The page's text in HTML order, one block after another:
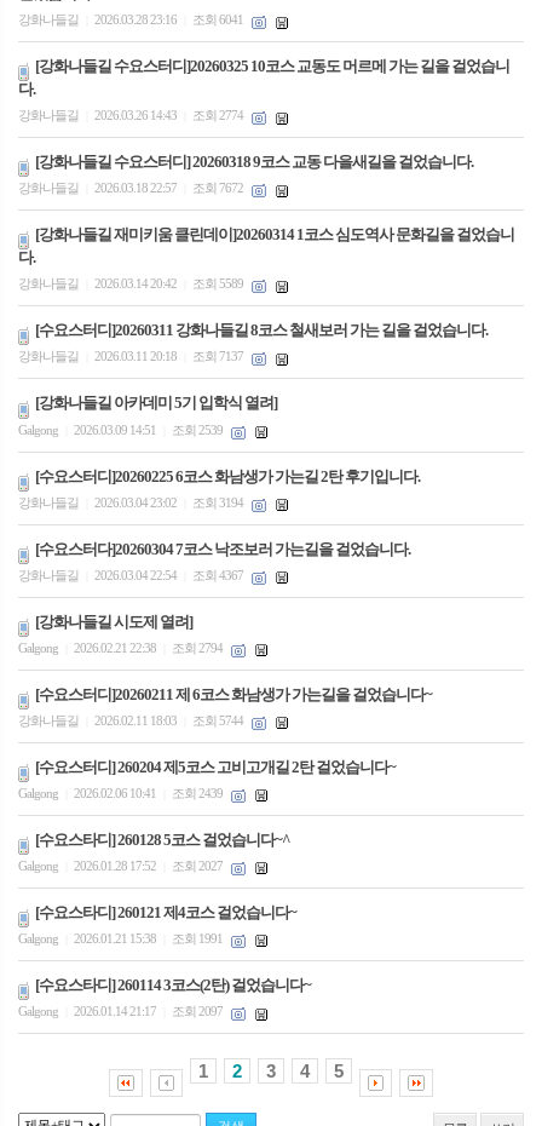
강화나들길 2026.03.28 23:16 조회 6041
[강화나들길 수요스터디]20260325 10코스 교동도 머르메 가는 길을 걸었습니
다.
강화나들길 2026.03.26 14:43 조회 2774
[강화나들길 수요스터디] 20260318 9코스 교동 다을새길을 걸었습니다.
강화나들길 2026.03.18 22:57 조회 7672
[강화나들길 재미키움 클린데이]20260314 1코스 심도역사 문화길을 걸었습니
다.
강화나들길 2026.03.14 20:42 조회 5589
[수요스터디]20260311 강화나들길 8코스 철새보러 가는 길을 걸었습니다.
강화나들길 2026.03.11 20:18 조회 7137
[강화나들길 아카데미 5기 입학식 열려]
Galgong 2026.03.09 14:51 조회 2539
[수요스터디]20260225 6코스 화남생가 가는길 2탄 후기입니다.
강화나들길 2026.03.04 23:02 조회 3194
[수요스터다]20260304 7코스 낙조보러 가는길을 걸었습니다.
강화나들길 2026.03.04 22:54 조회 4367
[강화나들길 시도제 열려]
Galgong 2026.02.21 22:38 조회 2794
[수요스터디]20260211 제 6코스 화남생가 가는길을 걸었습니다~
강화나들길 2026.02.11 18:03 조회 5744
[수요스터디] 260204 제5코스 고비고개길 2탄 걸었습니다~
Galgong 2026.02.06 10:41 조회 2439
[수요스타디] 260128 5코스 걸었습니다~^
Galgong 2026.01.28 17:52 조회 2027
[수요스타디] 260121 제4코스 걸었습니다~
Galgong 2026.01.21 15:38 조회 1991
[수요스타디] 260114 3코스(2탄) 걸었습니다~
Galgong 2026.01.14 21:17 조회 2097
1 2 3 4 5